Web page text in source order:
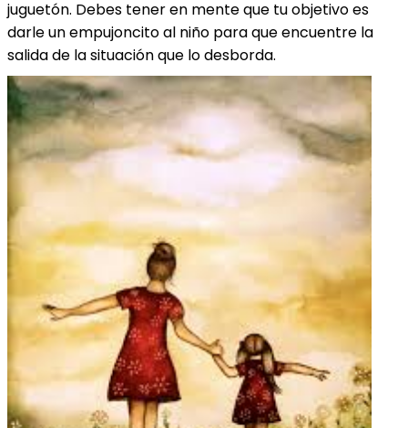
juguetón. Debes tener en mente que tu objetivo es
darle un empujoncito al niño para que encuentre la
salida de la situación que lo desborda.